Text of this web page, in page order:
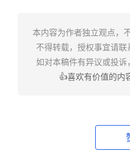
本内容为作者独立观点，
不得转载，授权事宜请联
如对本稿件有异议或投诉
👍喜欢有价值的内